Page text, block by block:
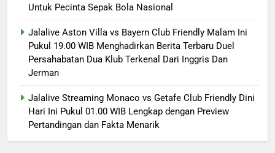
Untuk Pecinta Sepak Bola Nasional
Jalalive Aston Villa vs Bayern Club Friendly Malam Ini
Pukul 19.00 WIB Menghadirkan Berita Terbaru Duel
Persahabatan Dua Klub Terkenal Dari Inggris Dan
Jerman
Jalalive Streaming Monaco vs Getafe Club Friendly Dini
Hari Ini Pukul 01.00 WIB Lengkap dengan Preview
Pertandingan dan Fakta Menarik